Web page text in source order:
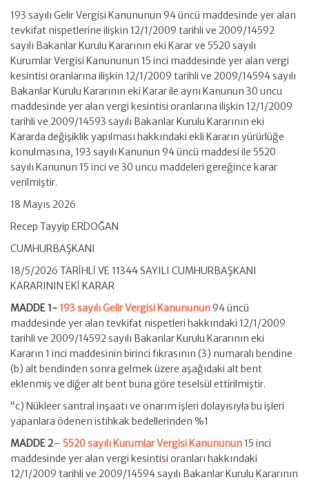
193 sayılı Gelir Vergisi Kanununun 94 üncü maddesinde yer alan
tevkifat nispetlerine ilişkin 12/1/2009 tarihli ve 2009/14592
sayılı Bakanlar Kurulu Kararının eki Karar ve 5520 sayılı
Kurumlar Vergisi Kanununun 15 inci maddesinde yer alan vergi
kesintisi oranlarına ilişkin 12/1/2009 tarihli ve 2009/14594 sayılı
Bakanlar Kurulu Kararının eki Karar ile aynı Kanunun 30 uncu
maddesinde yer alan vergi kesintisi oranlarına ilişkin 12/1/2009
tarihli ve 2009/14593 sayılı Bakanlar Kurulu Kararının eki
Kararda değişiklik yapılması hakkındaki ekli Kararın yürürlüğe
konulmasına, 193 sayılı Kanunun 94 üncü maddesi ile 5520
sayılı Kanunun 15 inci ve 30 uncu maddeleri gereğince karar
verilmiştir.
18 Mayıs 2026
Recep Tayyip ERDOĞAN
CUMHURBAŞKANI
18/5/2026 TARİHLİ VE 11344 SAYILI CUMHURBAŞKANI
KARARININ EKİ KARAR
MADDE 1-193 sayılı Gelir Vergisi Kanununun94 üncü
maddesinde yer alan tevkifat nispetleri hakkındaki 12/1/2009
tarihli ve 2009/14592 sayılı Bakanlar Kurulu Kararının eki
Kararın 1 inci maddesinin birinci fıkrasının (3) numaralı bendine
(b) alt bendinden sonra gelmek üzere aşağıdaki alt bent
eklenmiş ve diğer alt bent buna göre teselsül ettirilmiştir.
“c) Nükleer santral inşaatı ve onarım işleri dolayısıyla bu işleri
yapanlara ödenen istihkak bedellerinden %1
MADDE 2– 5520 sayılı Kurumlar Vergisi Kanununun 15 inci
maddesinde yer alan vergi kesintisi oranları hakkındaki
12/1/2009 tarihli ve 2009/14594 sayılı Bakanlar Kurulu Kararının